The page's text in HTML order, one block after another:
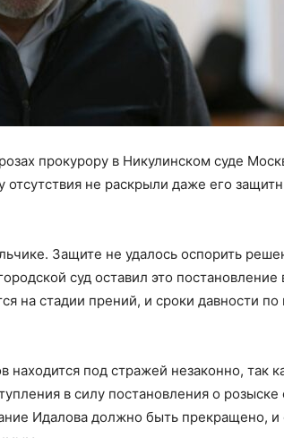
прокурору в Никулинском суде
не раскрыли даже его
Защите не удалось оспорить
суд оставил это постановление
на стадии прений, и сроки давности по
под стражей незаконно, так
в силу постановления о розыске
Идалова должно быть прекращено, и